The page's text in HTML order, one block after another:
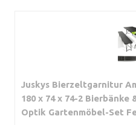
Juskys Bierzeltgarnitur
180 x 74 x 74-2
Optik Gartenmöbel-Set